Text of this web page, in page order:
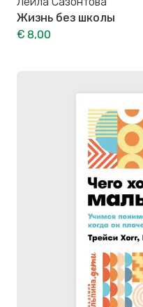
Жизнь без школы
€ 8,00